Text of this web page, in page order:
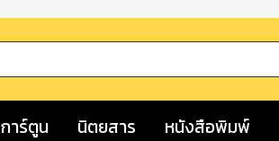
การ์ตูน นิตยสาร หนังสือพิมพ์